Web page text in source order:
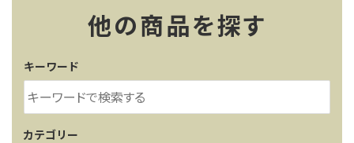
他の商品を探す
キーワード
カテゴリー